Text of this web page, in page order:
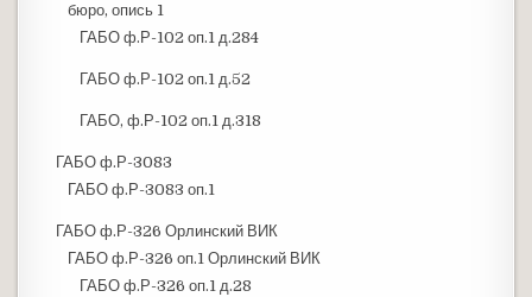
бюро, опись 1
ГАБО ф.Р-102 оп.1 д.284
ГАБО ф.Р-102 оп.1 д.52
ГАБО, ф.Р-102 оп.1 д.318
ГАБО ф.Р-3083
ГАБО ф.Р-3083 оп.1
ГАБО ф.Р-326 Орлинский ВИК
ГАБО ф.Р-326 оп.1 Орлинский ВИК
ГАБО ф.Р-326 оп.1 д.28